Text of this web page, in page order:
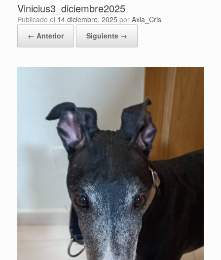
Vinicius3_diciembre2025
Publicado el 14 diciembre, 2025 por Axla_Cris
← Anterior
Siguiente →